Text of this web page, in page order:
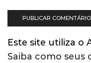
Este site utiliza o
Saiba como seus